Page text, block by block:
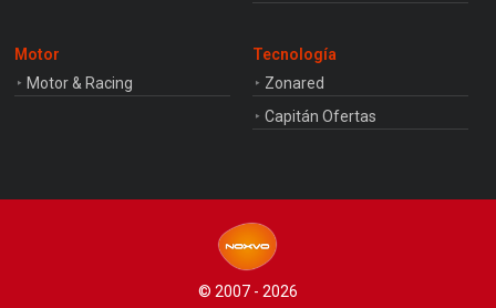
Motor
Motor & Racing
Tecnología
Zonared
Capitán Ofertas
© 2007 - 2026